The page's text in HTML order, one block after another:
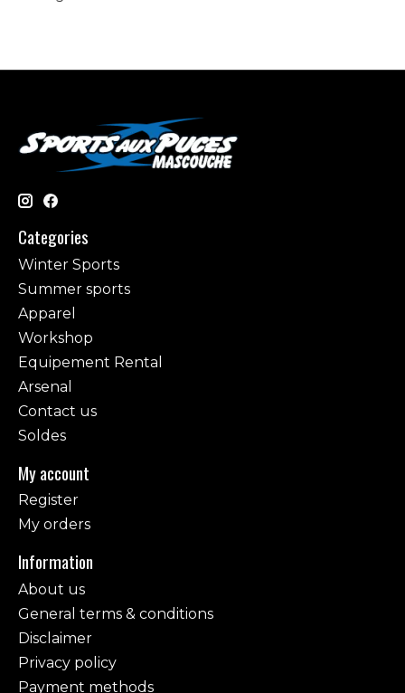
Categories
Winter Sports
Summer sports
Apparel
Workshop
Equipement Rental
Arsenal
Contact us
Soldes
My account
Register
My orders
Information
About us
General terms & conditions
Disclaimer
Privacy policy
Payment methods